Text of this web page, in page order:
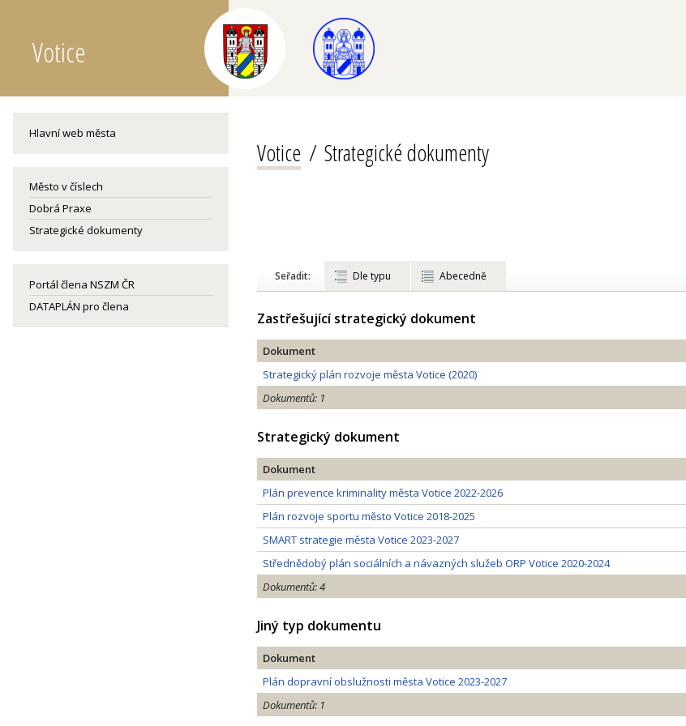
Votice
Hlavní web města
Město v číslech
Dobrá Praxe
Strategické dokumenty
Portál člena NSZM ČR
DATAPLÁN pro člena
Votice Strategické dokumenty
Seřadit: Dle typu Abecedně
Zastřešující strategický dokument
Dokument
Strategický plán rozvoje města Votice (2020)
Dokumentů: 1
Strategický dokument
Dokument
Plán prevence kriminality města Votice 2022-2026
Plán rozvoje sportu město Votice 2018-2025
SMART strategie města Votice 2023-2027
Střednědobý plán sociálních a návazných služeb ORP Votice 2020-2024
Dokumentů: 4
Jiný typ dokumentu
Dokument
Plán dopravní obslužnosti města Votice 2023-2027
Dokumentů: 1